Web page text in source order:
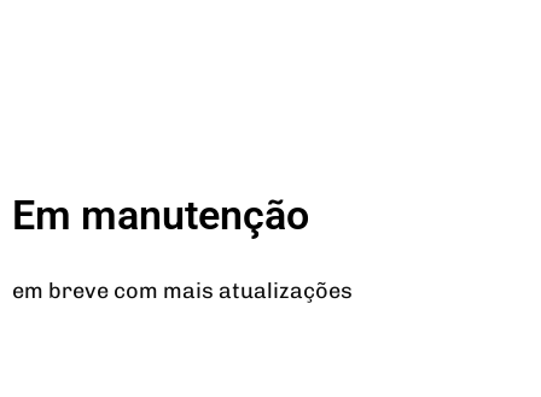
Em manutenção
em breve com mais atualizações